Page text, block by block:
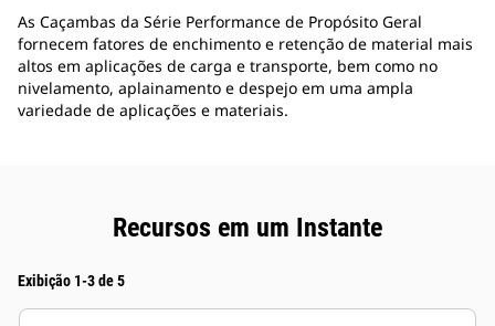
As Caçambas da Série Performance de Propósito Geral
fornecem fatores de enchimento e retenção de material mais
altos em aplicações de carga e transporte, bem como no
nivelamento, aplainamento e despejo em uma ampla
variedade de aplicações e materiais.
Recursos em um Instante
Exibição 1-3 de 5